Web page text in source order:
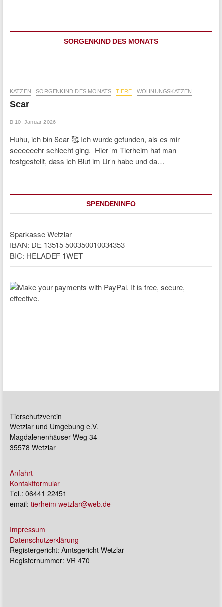
SORGENKIND DES MONATS
KATZEN SORGENKIND DES MONATS TIERE WOHNUNGSKATZEN
Scar
10. Januar 2026
Huhu, ich bin Scar 🥰 Ich wurde gefunden, als es mir
seeeeeehr schlecht ging. Hier im Tierheim hat man
festgestellt, dass ich Blut im Urin habe und da…
SPENDENINFO
Sparkasse Wetzlar
IBAN: DE 13515 500350010034353
BIC: HELADEF 1WET
Tierschutzverein
Wetzlar und Umgebung e.V.
Magdalenenhäuser Weg 34
35578 Wetzlar
Anfahrt
Kontaktformular
Tel.: 06441 22451
email: tierheim-wetzlar@web.de
Impressum
Datenschutzerklärung
Registergericht: Amtsgericht Wetzlar
Registernummer: VR 470